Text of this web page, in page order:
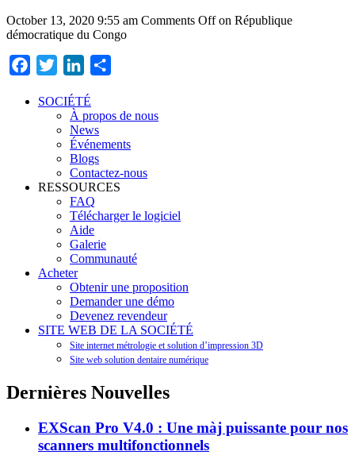
October 13, 2020 9:55 am Comments Offon République
démocratique du Congo
Facebook
Twitter LinkedIn
SOCIÉTÉ
À propos de nous
News
Événements
Blogs
Contactez-nous
RESSOURCES
FAQ
Télécharger le logiciel
Aide
Galerie
Communauté
Acheter
Obtenir une proposition
Demander une démo
Devenez revendeur
SITE WEB DE LA SOCIÉTÉ
Site internet métrologie et solution d’impression 3D
Site web solution dentaire numérique
Dernières Nouvelles
EXScan Pro V4.0 : Une màj puissante pour nos
scanners multifonctionnels